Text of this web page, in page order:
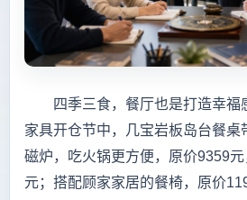
四季三食，餐厅也是打造幸福
家具开仓节中，几宝岩板岛台餐桌
磁炉，吃火锅更方便，原价9359
元；搭配顾家家居的餐椅，原价